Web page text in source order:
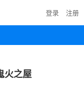
登录 注册
火之屋